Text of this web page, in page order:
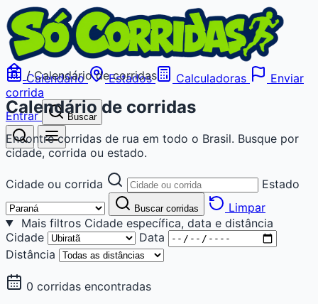
Calendário Estados Calculadoras
Enviar
corrida
Entrar
Buscar
/ Calendário de corridas
Calendário de corridas
Encontre corridas de rua em todo o Brasil. Busque por
cidade, corrida ou estado.
Cidade ou corrida Estado
Buscar corridas
Limpar
Mais filtros Cidade específica, data e distância
Cidade
Data
Distância
0 corridas encontradas